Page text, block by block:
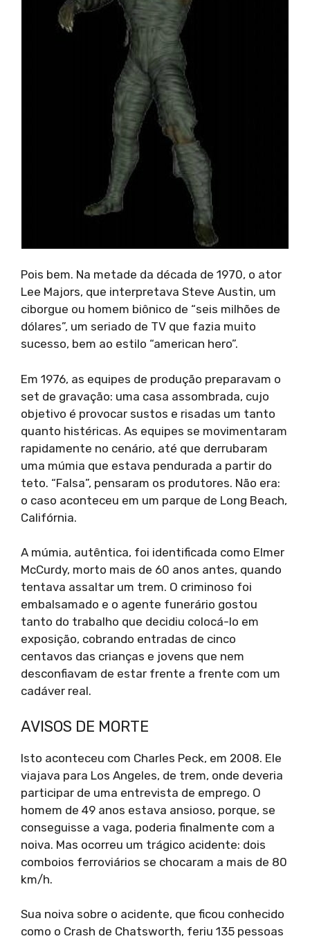
Pois bem. Na metade da década de 1970, o ator
Lee Majors, que interpretava Steve Austin, um
ciborgue ou homem biônico de “seis milhões de
dólares”, um seriado de TV que fazia muito
sucesso, bem ao estilo “american hero”.
Em 1976, as equipes de produção preparavam o
set de gravação: uma casa assombrada, cujo
objetivo é provocar sustos e risadas um tanto
quanto histéricas. As equipes se movimentaram
rapidamente no cenário, até que derrubaram
uma múmia que estava pendurada a partir do
teto. “Falsa”, pensaram os produtores. Não era:
o caso aconteceu em um parque de Long Beach,
Califórnia.
A múmia, autêntica, foi identificada como Elmer
McCurdy, morto mais de 60 anos antes, quando
tentava assaltar um trem. O criminoso foi
embalsamado e o agente funerário gostou
tanto do trabalho que decidiu colocá-lo em
exposição, cobrando entradas de cinco
centavos das crianças e jovens que nem
desconfiavam de estar frente a frente com um
cadáver real.
AVISOS DE MORTE
Isto aconteceu com Charles Peck, em 2008. Ele
viajava para Los Angeles, de trem, onde deveria
participar de uma entrevista de emprego. O
homem de 49 anos estava ansioso, porque, se
conseguisse a vaga, poderia finalmente com a
noiva. Mas ocorreu um trágico acidente: dois
comboios ferroviários se chocaram a mais de 80
km/h.
Sua noiva sobre o acidente, que ficou conhecido
como o Crash de Chatsworth, feriu 135 pessoas